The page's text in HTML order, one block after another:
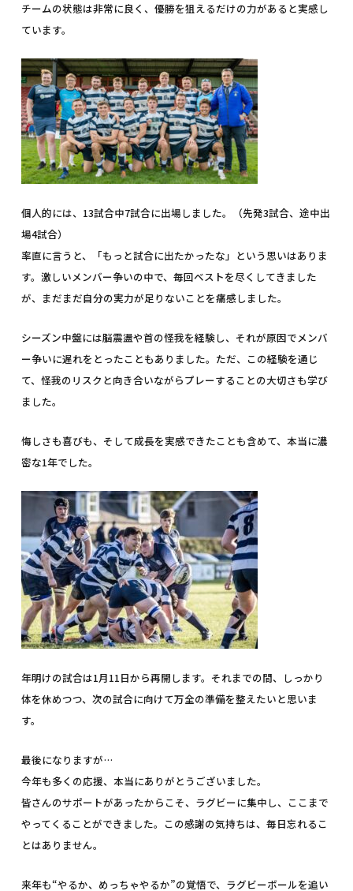
チームの状態は非常に良く、優勝を狙えるだけの力があると実感し
ています。
個人的には、13試合中7試合に出場しました。（先発3試合、途中出
場4試合）
率直に言うと、「もっと試合に出たかったな」という思いはありま
す。激しいメンバー争いの中で、毎回ベストを尽くしてきました
が、まだまだ自分の実力が足りないことを痛感しました。
シーズン中盤には脳震盪や首の怪我を経験し、それが原因でメンバ
ー争いに遅れをとったこともありました。ただ、この経験を通じ
て、怪我のリスクと向き合いながらプレーすることの大切さも学び
ました。
悔しさも喜びも、そして成長を実感できたことも含めて、本当に濃
密な1年でした。
年明けの試合は1月11日から再開します。それまでの間、しっかり
体を休めつつ、次の試合に向けて万全の準備を整えたいと思いま
す。
最後になりますが…
今年も多くの応援、本当にありがとうございました。
皆さんのサポートがあったからこそ、ラグビーに集中し、ここまで
やってくることができました。この感謝の気持ちは、毎日忘れるこ
とはありません。
来年も“やるか、めっちゃやるか”の覚悟で、ラグビーボールを追い